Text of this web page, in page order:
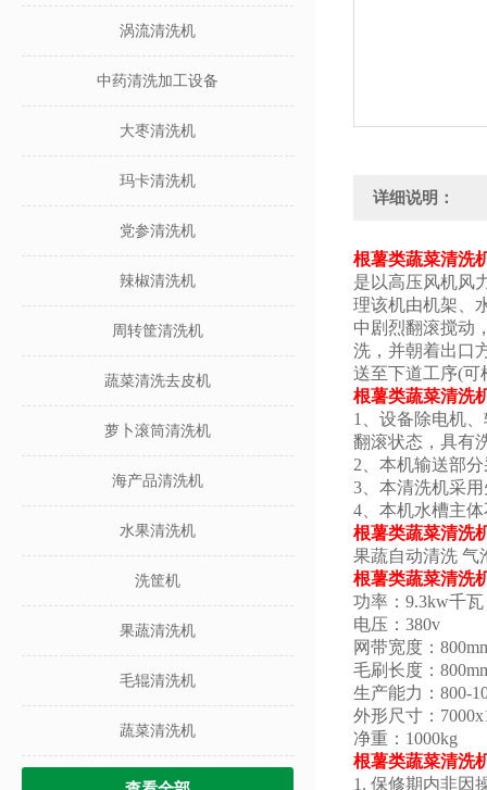
涡流清洗机
中药清洗加工设备
大枣清洗机
玛卡清洗机
党参清洗机
辣椒清洗机
周转筐清洗机
蔬菜清洗去皮机
萝卜滚筒清洗机
海产品清洗机
水果清洗机
洗筐机
果蔬清洗机
毛辊清洗机
蔬菜清洗机
详细说明：
根薯类蔬菜清洗
是以高压风机风
理该机由机架、
中剧烈翻滚搅动
洗，并朝着出口
送至下道工序(可
根薯类蔬菜清洗
1、设备除电机
翻滚状态，具有
2、本机输送部
3、本清洗机
4、本机水槽主
根薯类蔬菜清洗
果蔬自动清洗 气
根薯类蔬菜清洗
功率：9.3kw千瓦
电压：380v
网带宽度：
毛刷长度：
生产能力：800-
外形尺寸：
净重：1000kg
根薯类蔬菜清洗
1. 保修期内非因